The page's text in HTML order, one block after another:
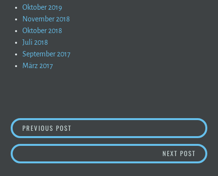
Oktober 2019
November 2018
Oktober 2018
Juli 2018
September 2017
März 2017
BEITRAGSNAVIGATION
PREVIOUS POST „IM ZEICHEN DES STEINBOCKS“ IN WÖRTHSEE
NEXT POST MEIN